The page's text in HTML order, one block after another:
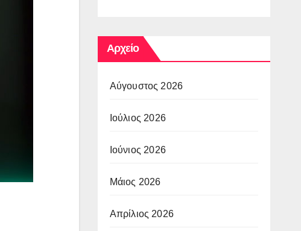
Αρχείο
Αύγουστος 2026
Ιούλιος 2026
Ιούνιος 2026
Μάιος 2026
Απρίλιος 2026